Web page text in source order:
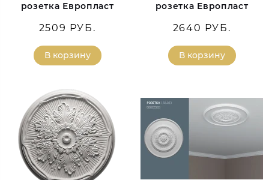
розетка Европласт
2509 РУБ.
В корзину
розетка Европласт
2640 РУБ.
В корзину